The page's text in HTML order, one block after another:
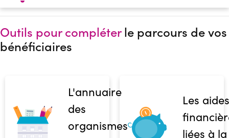
Outils pour compléterle parcours de vos
bénéficiaires
L'annuaire
des
organismes
Les aides
liées à la